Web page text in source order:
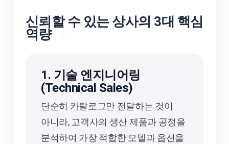
신뢰할 수 있는 상사의 3대 핵심
역량
1. 기술 엔지니어링
(Technical Sales)
단순히 카탈로그만 전달하는 것이
아니라, 고객사의 생산 제품과 공정을
분석하여 가장 적합한 모델과 옵션을